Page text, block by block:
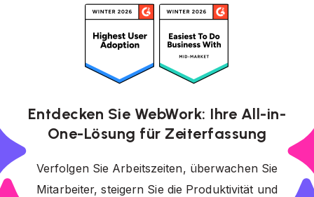
Entdecken Sie WebWork: Ihre All-in-
One-Lösung für Zeiterfassung
Verfolgen Sie Arbeitszeiten, überwachen Sie
Mitarbeiter, steigern Sie die Produktivität und